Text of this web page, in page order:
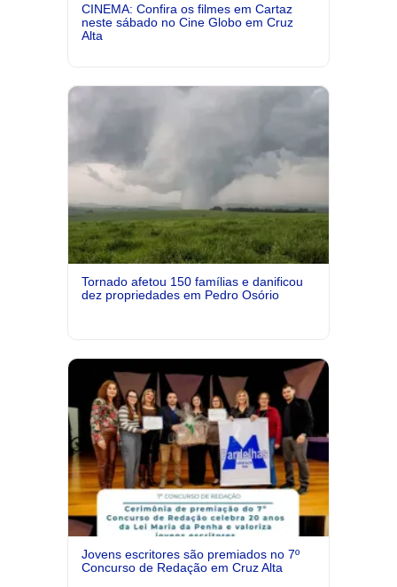
CINEMA: Confira os filmes em Cartaz
neste sábado no Cine Globo em Cruz
Alta
Tornado afetou 150 famílias e danificou
dez propriedades em Pedro Osório
Jovens escritores são premiados no 7º
Concurso de Redação em Cruz Alta